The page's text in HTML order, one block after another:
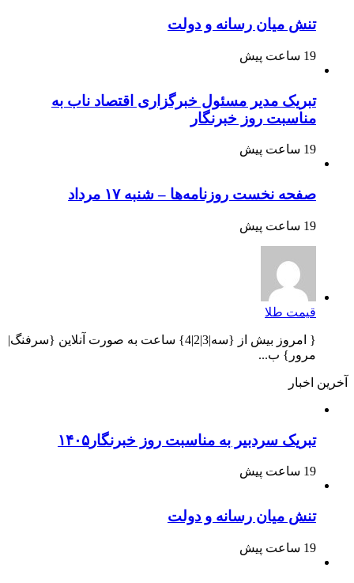
تنش میان رسانه و دولت
19 ساعت پیش
تبریک مدیر مسئول خبرگزاری اقتصاد ناب به
مناسبت روز خبرنگار
19 ساعت پیش
صفحه نخست روزنامه‌ها – شنبه ۱۷ مرداد
19 ساعت پیش
قیمت طلا
{ امروز بیش از {سه|3|2|4} ساعت به صورت آنلاین {سرفنگ|
مرور} ب...
آخرین اخبار
تبریک سردبیر به مناسبت روز خبرنگار۱۴۰۵
19 ساعت پیش
تنش میان رسانه و دولت
19 ساعت پیش